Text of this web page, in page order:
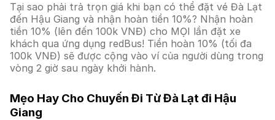
Tại sao phải trả trọn giá khi bạn có thể đặt vé Đà Lạt
đến Hậu Giang và nhận hoàn tiền 10%? Nhận hoàn
tiền 10% (lên đến 100k VNĐ) cho MỌI lần đặt xe
khách qua ứng dụng redBus! Tiền hoàn 10% (tối đa
100k VNĐ) sẽ được cộng vào ví của người dùng trong
vòng 2 giờ sau ngày khởi hành.
Mẹo Hay Cho Chuyến Đi Từ Đà Lạt đi Hậu
Giang